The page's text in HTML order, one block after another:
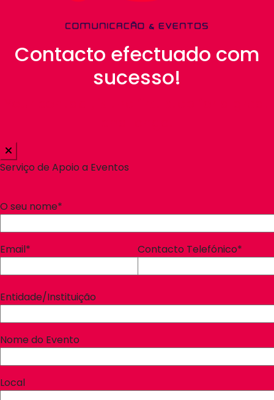
Contacto efectuado com
sucesso!
Serviço de Apoio a Eventos
O seu nome*
Email* Contacto Telefónico*
Entidade/Instituição
Nome do Evento
Local